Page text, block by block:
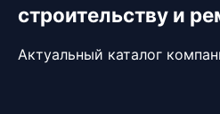
строительству и
Актуальный каталог